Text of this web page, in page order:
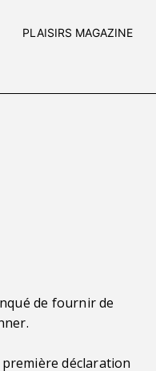
PLAISIRS MAGAZINE
de fournir de
déclaration